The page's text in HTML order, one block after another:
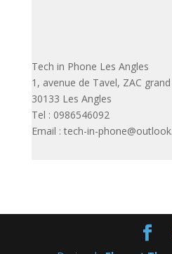
Tech in Phone Les Angles
1, avenue de Tavel, ZAC
30133 Les Angles
Tel : 0986546092
Email : tech-in-